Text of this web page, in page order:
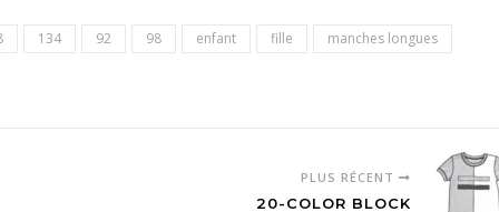
134 92 98 enfant fille manches longues
PLUS RÉCENT
20-COLOR BLOCK